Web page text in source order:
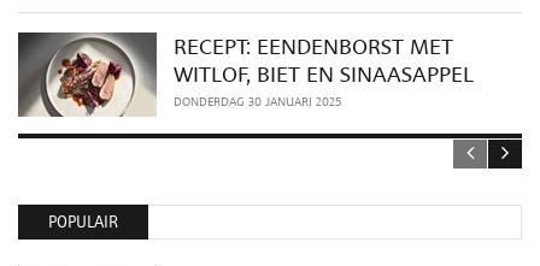
RECEPT: EENDENBORST MET
WITLOF, BIET EN SINAASAPPEL
DONDERDAG 30 JANUARI 2025
POPULAIR